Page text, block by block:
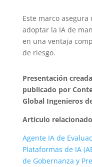
Este marco
adoptar la IA de
en una ventaja
de riesgo.
Presentación
publicado por
Global Ingenieros
Articulo
Agente IA de
Plataformas de IA
de Gobernanza y